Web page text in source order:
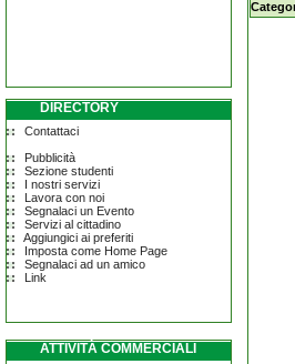
DIRECTORY
Contattaci
Pubblicità
Sezione studenti
I nostri servizi
Lavora con noi
Segnalaci un Evento
Servizi al cittadino
Aggiungici ai preferiti
Imposta come Home Page
Segnalaci ad un amico
Link
ATTIVITÀ COMMERCIALI